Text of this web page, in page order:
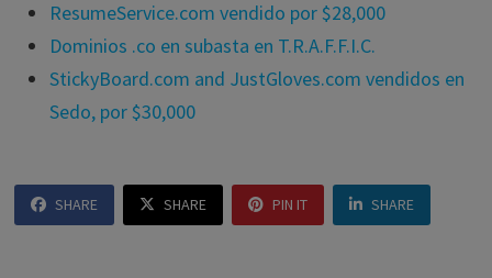
ResumeService.com vendido por $28,000
Dominios .co en subasta en T.R.A.F.F.I.C.
StickyBoard.com and JustGloves.com vendidos en
Sedo, por $30,000
SHARE SHARE PIN IT SHARE